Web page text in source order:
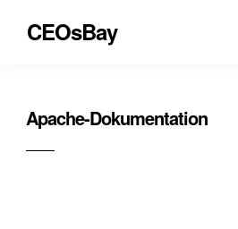
CEOsBay
Apache-Dokumentation